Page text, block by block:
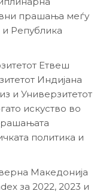
прашања меѓу
Република
Етвеш
Индијана
и Универзитетот
искуство во
политика и
Македонија
за 2022, 2023 и